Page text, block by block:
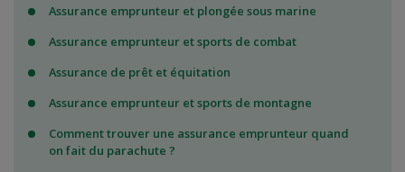
Assurance emprunteur et plongée sous marine
Assurance emprunteur et sports de combat
Assurance de prêt et équitation
Assurance emprunteur et sports de montagne
Comment trouver une assurance emprunteur quand
on fait du parachute ?